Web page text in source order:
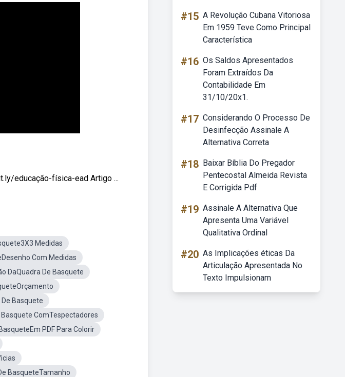
educação-física-ead Artigo ...
Medidas
Com Medidas
DaQuadra De Basquete
Basquete
Basquete ComTespectadores
PDF Para Colorir
BasqueteTamanho
#15 A Revolução Cubana Vitoriosa
Em 1959 Teve Como Principal
Característica
#16 Os Saldos Apresentados
Foram Extraídos Da
Contabilidade Em
31/10/20x1.
#17 Considerando O Processo De
Desinfecção Assinale A
Alternativa Correta
#18 Baixar Bíblia Do Pregador
Pentecostal Almeida Revista
E Corrigida Pdf
#19 Assinale A Alternativa Que
Apresenta Uma Variável
Qualitativa Ordinal
#20 As Implicações éticas Da
Articulação Apresentada No
Texto Impulsionam